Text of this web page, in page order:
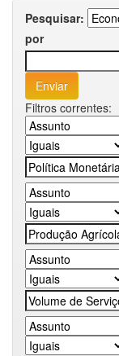
Pesquisar:
por
Filtros correntes: